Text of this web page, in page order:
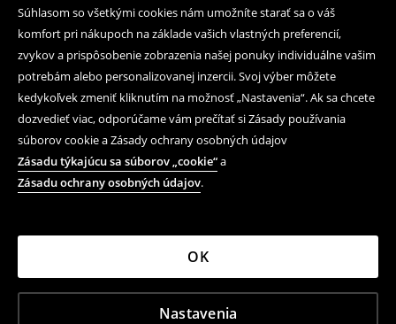
Súhlasom so všetkými cookies nám umožníte starať sa o váš
komfort pri nákupoch na základe vašich vlastných preferencií,
zvykov a prispôsobenie zobrazenia našej ponuky individuálne vašim
potrebám alebo personalizovanej inzercii. Svoj výber môžete
kedykoľvek zmeniť kliknutím na možnosť „Nastavenia“. Ak sa chcete
dozvedieť viac, odporúčame vám prečítať si Zásady používania
súborov cookie a Zásady ochrany osobných údajov
Zásadu týkajúcu sa súborov „cookie“a
Zásadu ochrany osobných údajov.
Nastavenia
OK